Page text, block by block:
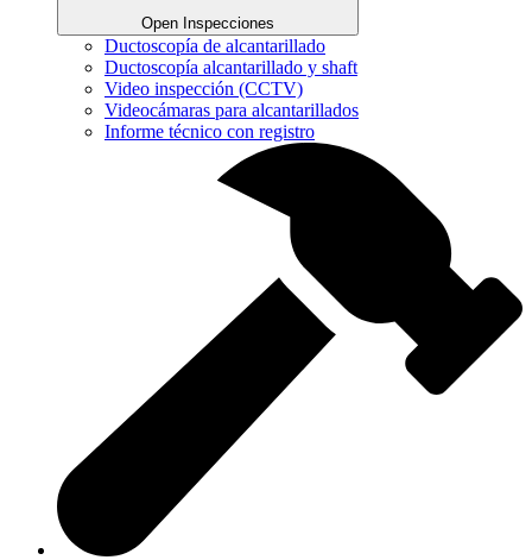
Open Inspecciones
Ductoscopía de alcantarillado
Ductoscopía alcantarillado y shaft
Video inspección (CCTV)
Videocámaras para alcantarillados
Informe técnico con registro